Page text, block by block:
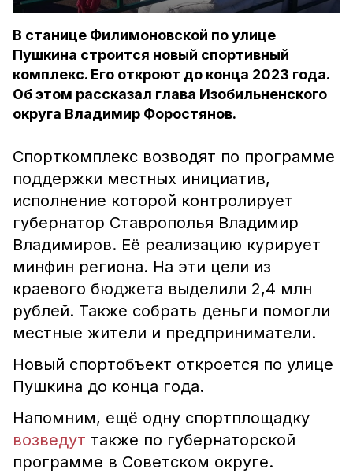
В станице Филимоновской по улице
Пушкина строится новый спортивный
комплекс. Его откроют до конца 2023 года.
Об этом рассказал глава Изобильненского
округа Владимир Форостянов.
Спорткомплекс возводят по программе
поддержки местных инициатив,
исполнение которой контролирует
губернатор Ставрополья Владимир
Владимиров. Её реализацию курирует
минфин региона. На эти цели из
краевого бюджета выделили 2,4 млн
рублей. Также собрать деньги помогли
местные жители и предприниматели.
Новый спортобъект откроется по улице
Пушкина до конца года.
Напомним, ещё одну спортплощадку
возведут также по губернаторской
программе в Советском округе.